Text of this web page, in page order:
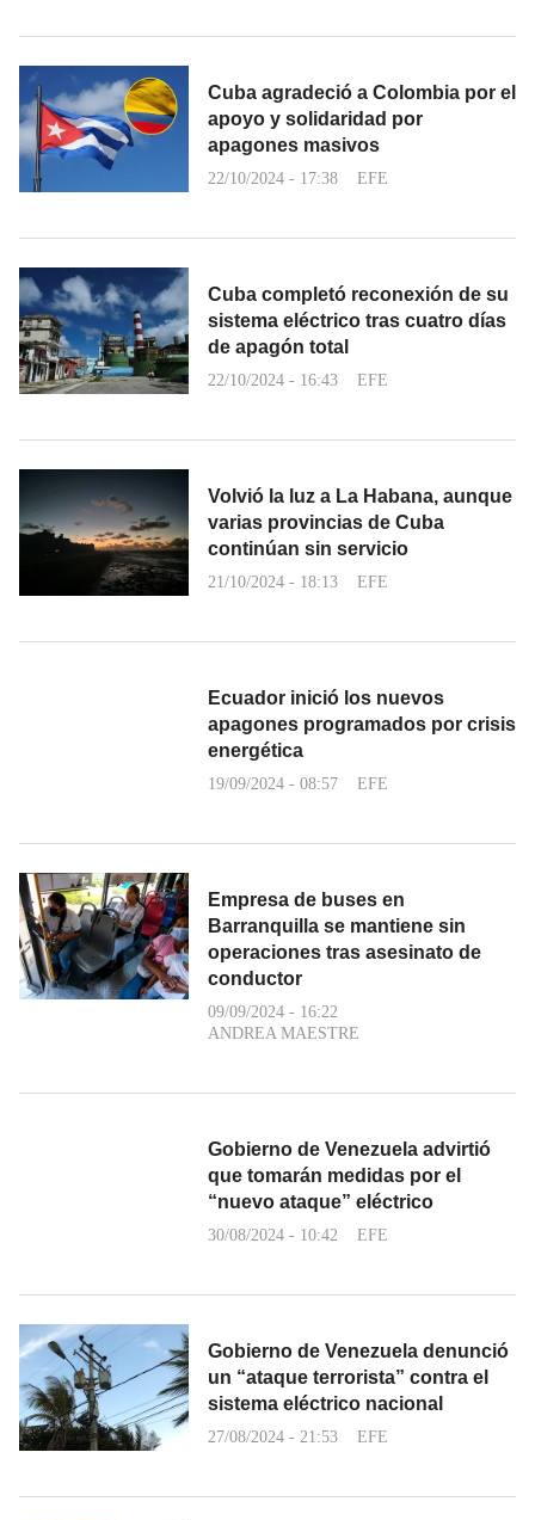
Cuba agradeció a Colombia por el
apoyo y solidaridad por
apagones masivos
22/10/2024 - 17:38 EFE
Cuba completó reconexión de su
sistema eléctrico tras cuatro días
de apagón total
22/10/2024 - 16:43 EFE
Volvió la luz a La Habana, aunque
varias provincias de Cuba
continúan sin servicio
21/10/2024 - 18:13 EFE
Ecuador inició los nuevos
apagones programados por crisis
energética
19/09/2024 - 08:57 EFE
Empresa de buses en
Barranquilla se mantiene sin
operaciones tras asesinato de
conductor
09/09/2024 - 16:22
ANDREA MAESTRE
Gobierno de Venezuela advirtió
que tomarán medidas por el
“nuevo ataque” eléctrico
30/08/2024 - 10:42 EFE
Gobierno de Venezuela denunció
un “ataque terrorista” contra el
sistema eléctrico nacional
27/08/2024 - 21:53 EFE